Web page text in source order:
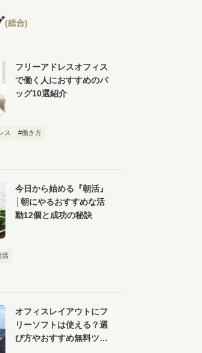
(総合)
フリーアドレスオフィス
で働く人におすすめのバ
ッグ10選紹介
ス #働き方
今日から始める『朝活』
│朝にやるおすすめな活
動12個と成功の秘訣
活
オフィスレイアウトにフ
リーソフトは使える？選
び方やおすすめ無料ツー